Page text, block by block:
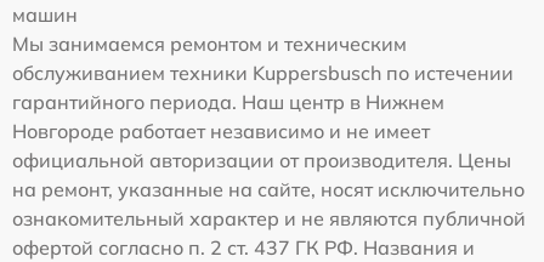
машин
Мы занимаемся ремонтом и техническим
обслуживанием техники Kuppersbusch по истечении
гарантийного периода. Наш центр в Нижнем
Новгороде работает независимо и не имеет
официальной авторизации от производителя. Цены
на ремонт, указанные на сайте, носят исключительно
ознакомительный характер и не являются публичной
офертой согласно п. 2 ст. 437 ГК РФ. Названия и